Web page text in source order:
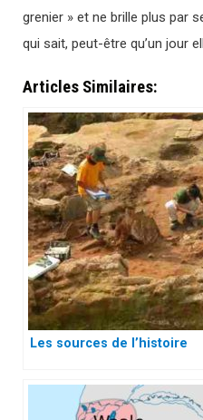
grenier » et ne brille plus par
qui sait, peut-être qu’un jour
Articles Similaires:
Les sources de l’histoire